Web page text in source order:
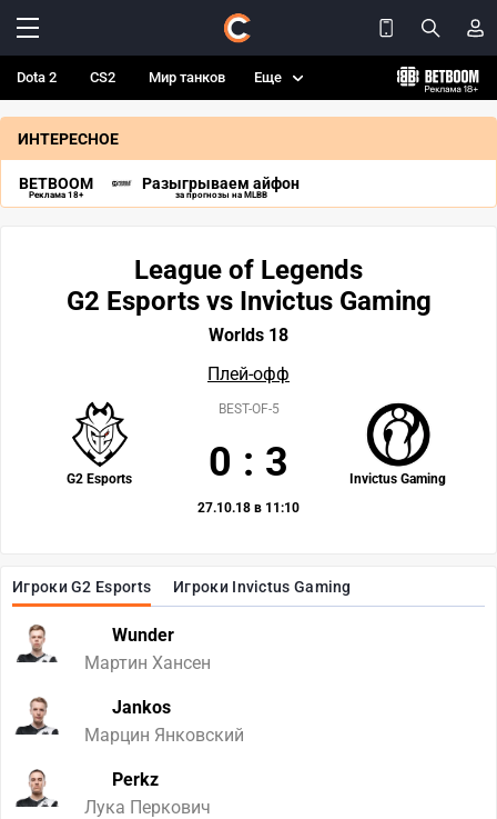
Dota 2 CS2 Мир танков Еще
ИНТЕРЕСНОЕ
BETBOOM
Реклама 18+
Разыгрываем айфон
за прогнозы на MLBB
Игроки G2 Esports Игроки Invictus Gaming
Wunder
Мартин Хансен
Jankos
Марцин Янковский
Perkz
Лука Перкович
League of Legends
G2 Esports vs Invictus Gaming
Worlds 18
Плей-офф
G2 Esports Invictus Gaming
BEST-OF-5
0 : 3
27.10.18 в 11:10